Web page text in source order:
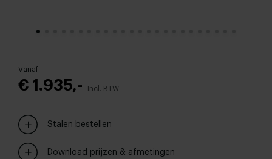
Vanaf
€ 1.935,- Incl. BTW
Stalen bestellen
Download prijzen & afmetingen